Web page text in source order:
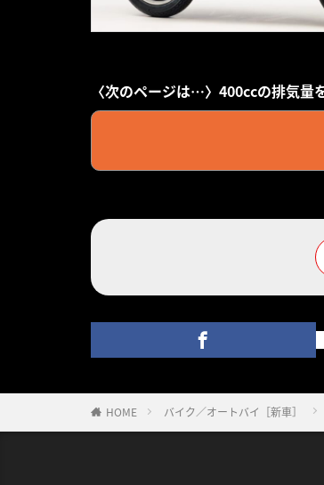
〈次のページは…〉400ccの排気量
HOME バイク／オートバイ［新車］